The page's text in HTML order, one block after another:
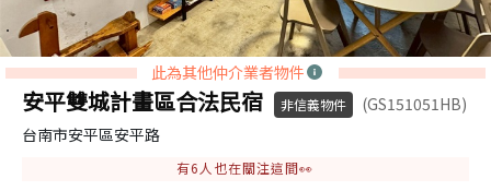
此為其他仲介業者物件
安平雙城計畫區合法民宿 非信義物件
(GS151051HB)
台南市安平區安平路
有6 人也在關注這間👀